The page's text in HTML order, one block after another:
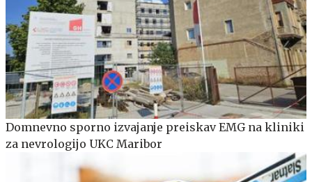
Domnevno sporno izvajanje preiskav EMG na kliniki
za nevrologijo UKC Maribor